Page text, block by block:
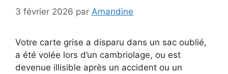
3 février 2026 par Amandine
Votre carte grise a disparu dans un sac oublié,
a été volée lors d’un cambriolage, ou est
devenue illisible après un accident ou un